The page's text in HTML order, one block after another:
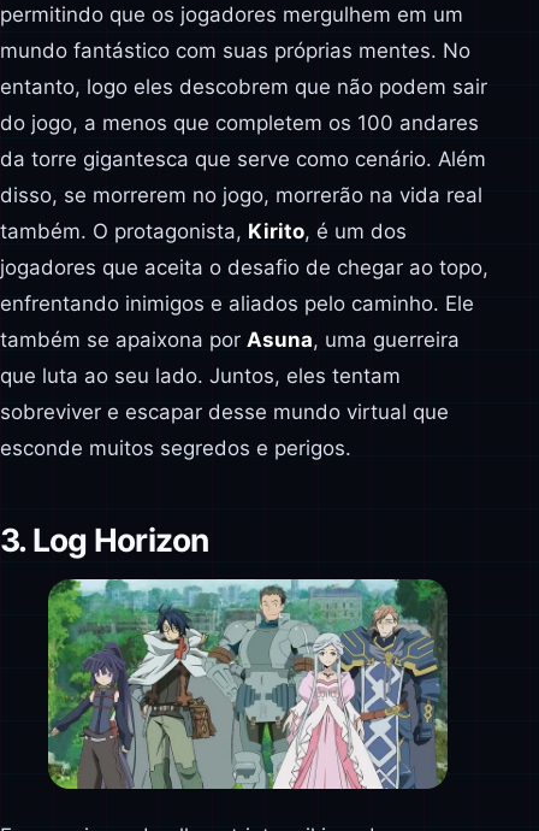
permitindo que os jogadores mergulhem em um
mundo fantástico com suas próprias mentes. No
entanto, logo eles descobrem que não podem sair
do jogo, a menos que completem os 100 andares
da torre gigantesca que serve como cenário. Além
disso, se morrerem no jogo, morrerão na vida real
também. O protagonista, Kirito, é um dos
jogadores que aceita o desafio de chegar ao topo,
enfrentando inimigos e aliados pelo caminho. Ele
também se apaixona por Asuna, uma guerreira
que luta ao seu lado. Juntos, eles tentam
sobreviver e escapar desse mundo virtual que
esconde muitos segredos e perigos.
3. Log Horizon